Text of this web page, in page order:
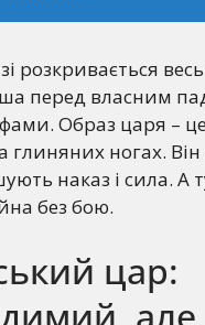
розкривається
перед власним
Образ царя –
глиняних ногах.
наказ і сила. А
без бою.
цар: